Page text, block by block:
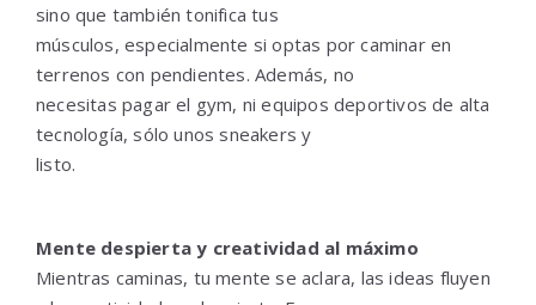
sino que también tonifica tus
músculos, especialmente si optas por caminar en
terrenos con pendientes. Además, no
necesitas pagar el gym, ni equipos deportivos de alta
tecnología, sólo unos sneakers y
listo.
Mente despierta y creatividad al máximo
Mientras caminas, tu mente se aclara, las ideas fluyen